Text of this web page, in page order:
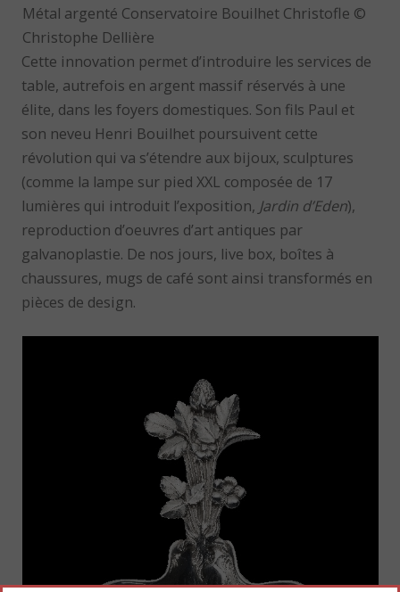
Métal argenté Conservatoire Bouilhet Christofle ©
Christophe Dellière
Cette innovation permet d’introduire les services de
table, autrefois en argent massif réservés à une
élite, dans les foyers domestiques. Son fils Paul et
son neveu Henri Bouilhet poursuivent cette
révolution qui va s’étendre aux bijoux, sculptures
(comme la lampe sur pied XXL composée de 17
lumières qui introduit l’exposition, Jardin d’Eden),
reproduction d’oeuvres d’art antiques par
galvanoplastie. De nos jours, live box, boîtes à
chaussures, mugs de café sont ainsi transformés en
pièces de design.